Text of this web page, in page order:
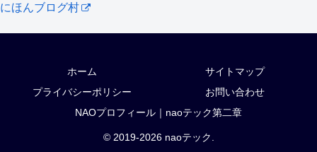
にほんブログ村
ホーム
サイトマップ
プライバシーポリシー
お問い合わせ
NAOプロフィール｜naoテック第二章
© 2019-2026 naoテック.